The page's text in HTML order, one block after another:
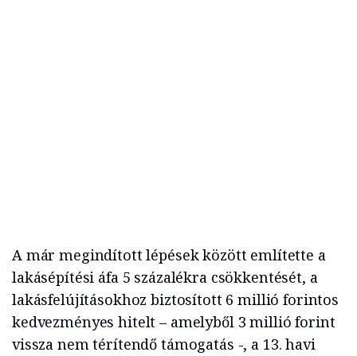
A már megindított lépések között említette a
lakásépítési áfa 5 százalékra csökkentését, a
lakásfelújításokhoz biztosított 6 millió forintos
kedvezményes hitelt – amelyből 3 millió forint
vissza nem térítendő támogatás -, a 13. havi